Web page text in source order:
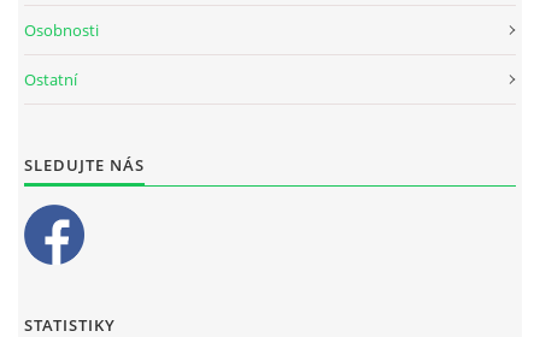
Osobnosti
Ostatní
SLEDUJTE NÁS
STATISTIKY